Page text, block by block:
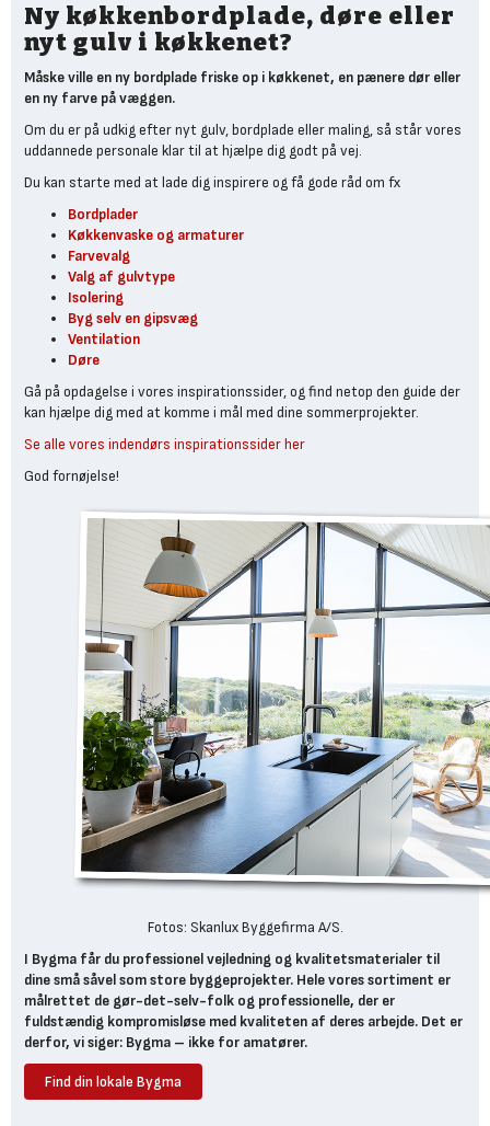
Ny køkkenbordplade, døre eller
nyt gulv i køkkenet?
Måske ville en ny bordplade friske op i køkkenet, en pænere dør eller
en ny farve på væggen.
Om du er på udkig efter nyt gulv, bordplade eller maling, så står vores
uddannede personale klar til at hjælpe dig godt på vej.
Du kan starte med at lade dig inspirere og få gode råd om fx
Bordplader
Køkkenvaske og armaturer
Farvevalg
Valg af gulvtype
Isolering
Byg selv en gipsvæg
Ventilation
Døre
Gå på opdagelse i vores inspirationssider, og find netop den guide der
kan hjælpe dig med at komme i mål med dine sommerprojekter.
Se alle vores indendørs inspirationssider her
God fornøjelse!
Fotos: Skanlux Byggefirma A/S.
I Bygma får du professionel vejledning og kvalitetsmaterialer til
dine små såvel som store byggeprojekter. Hele vores sortiment er
målrettet de gør-det-selv-folk og professionelle, der er
fuldstændig kompromisløse med kvaliteten af deres arbejde. Det er
derfor, vi siger: Bygma – ikke for amatører.
Find din lokale Bygma